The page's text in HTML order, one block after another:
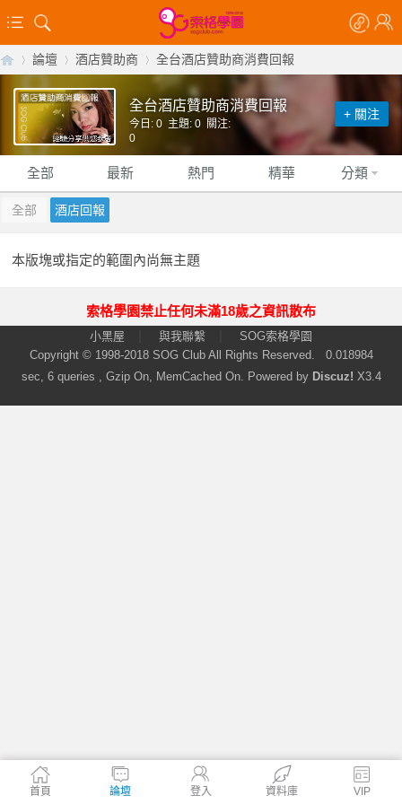
»
論壇
›
酒店贊助商 全台酒店贊助商消費回報
+ 關注
全台酒店贊助商消費回報
今日: 0 主題: 0 關注:
0
全部 最新 熱門 精華 分類
全部 酒店回報
本版塊或指定的範圍內尚無主題
索格學園禁止任何未滿18歲之資訊散布
小黑屋 與我聯繫
SOG索格學園
Copyright © 1998-2018 SOG ClubAll Rights Reserved. 0.018984
sec, 6 queries , Gzip On, MemCached On.
Powered by Discuz! X3.4
首頁 論壇 登入 資料庫 VIP